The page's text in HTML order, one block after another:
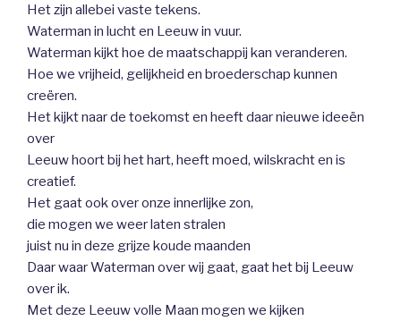
Het zijn allebei vaste tekens.
Waterman in lucht en Leeuw in vuur.
Waterman kijkt hoe de maatschappij kan veranderen.
Hoe we vrijheid, gelijkheid en broederschap kunnen
creëren.
Het kijkt naar de toekomst en heeft daar nieuwe ideeën
over
Leeuw hoort bij het hart, heeft moed, wilskracht en is
creatief.
Het gaat ook over onze innerlijke zon,
die mogen we weer laten stralen
juist nu in deze grijze koude maanden
Daar waar Waterman over wij gaat, gaat het bij Leeuw
over ik.
Met deze Leeuw volle Maan mogen we kijken